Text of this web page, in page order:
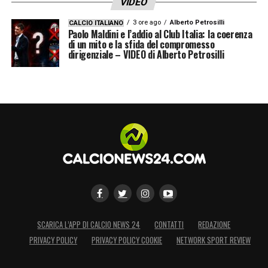
LA PLAYLIST DELLE NOSTRE TOP NEWS
CALCIO ITALIANO 3 ore ago Alberto Petrosilli
Paolo Maldini e l’addio al Club Italia: la coerenza
di un mito e la sfida del compromesso
dirigenziale – VIDEO di Alberto Petrosilli
SCARICA L’APP DI CALCIO NEWS 24 CONTATTI
REDAZIONE
PRIVACY POLICY
PRIVACY POLICY COOKIE NETWORK SPORT REVIEW